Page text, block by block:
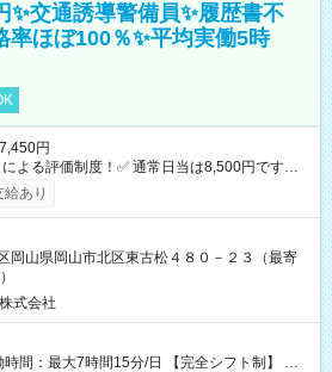
✨交通誘導警備員✨履歴書不
率ほぼ100％✨平均実働5時
円
度！✅ 通常日当は8,500円ですが
り「S級隊員」と認定されれば10,000円の日当
(1)上記勤務者が交通2級資格者の場合10,000円
現場が日祝深夜の場合 17,250円 (4)上記勤務
転者の場合17,250+200円＝17,450円 -----------
*最高日当額 17,450円* （実働時間5
3,490円） ------------------------------------------ よ
やリーダー手当を取得すると ”さらに”加算さ
し
あり
岡山県岡山市北区東古松４８０－２３（最寄
式会社
時間：最大7時間15分/日 【完全シフト制】 例